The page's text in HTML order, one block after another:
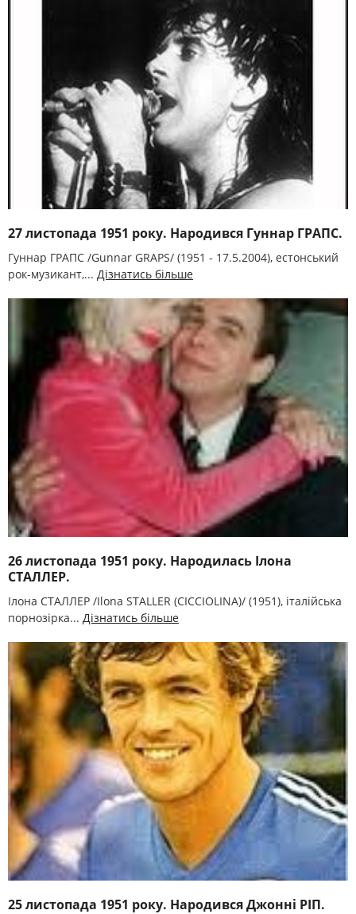
27 листопада 1951 року. Народився Гуннар ГРАПС.
Гуннар ГРАПС /Gunnar GRAPS/ (1951 - 17.5.2004), естонський
рок-музикант,... Дізнатись більше
26 листопада 1951 року. Народилась Ілона
СТАЛЛЕР.
Ілона СТАЛЛЕР /Ilona STALLER (CICCIOLINA)/ (1951), італійська
порнозірка... Дізнатись більше
25 листопада 1951 року. Народився Джонні РІП.